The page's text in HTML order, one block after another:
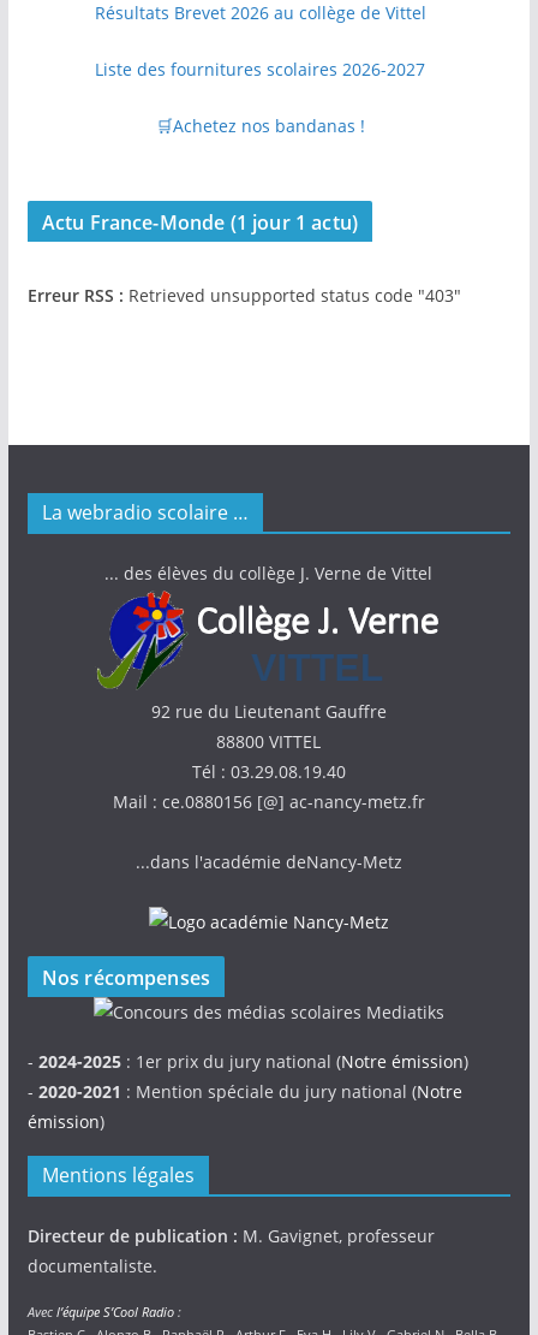
Résultats Brevet 2026 au collège de Vittel
Liste des fournitures scolaires 2026-2027
🛒Achetez nos bandanas !
Actu France-Monde (1 jour 1 actu)
Erreur RSS : Retrieved unsupported status code "403"
La webradio scolaire …
... des élèves du collège J. Verne de Vittel
92 rue du Lieutenant Gauffre
88800 VITTEL
Tél : 03.29.08.19.40
Mail : ce.0880156 [@] ac-nancy-metz.fr
...dans l'académie deNancy-Metz
Nos récompenses
- 2024-2025: 1er prix du jury national (Notre émission)
- 2020-2021 : Mention spéciale du jury national (Notre
émission)
Mentions légales
Directeur de publication : M. Gavignet, professeur
documentaliste.
Avec l’équipe S’Cool Radio: